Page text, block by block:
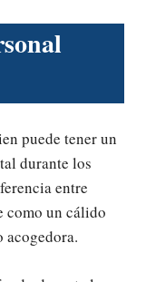
puede tener un
durante los
entre
como un cálido
acogedora.